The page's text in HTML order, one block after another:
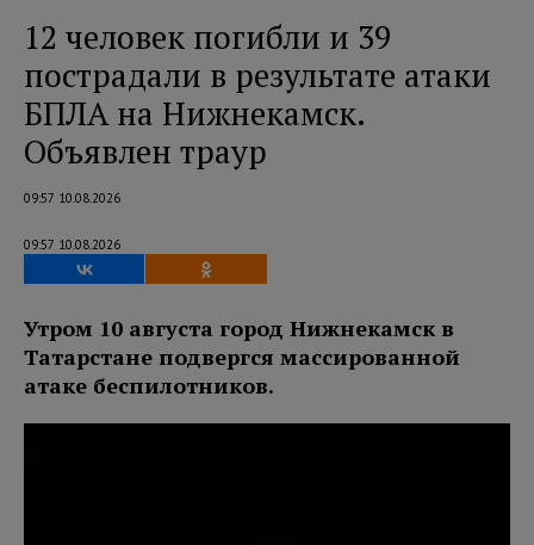
12 человек погибли и 39
пострадали в результате атаки
БПЛА на Нижнекамск.
Объявлен траур
09:57 10.08.2026
09:57 10.08.2026
Утром 10 августа город Нижнекамск в
Татарстане подвергся массированной
атаке беспилотников.